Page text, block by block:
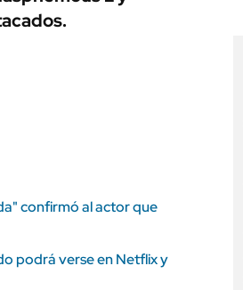
confirmó al actor que
podrá verse en Netflix y